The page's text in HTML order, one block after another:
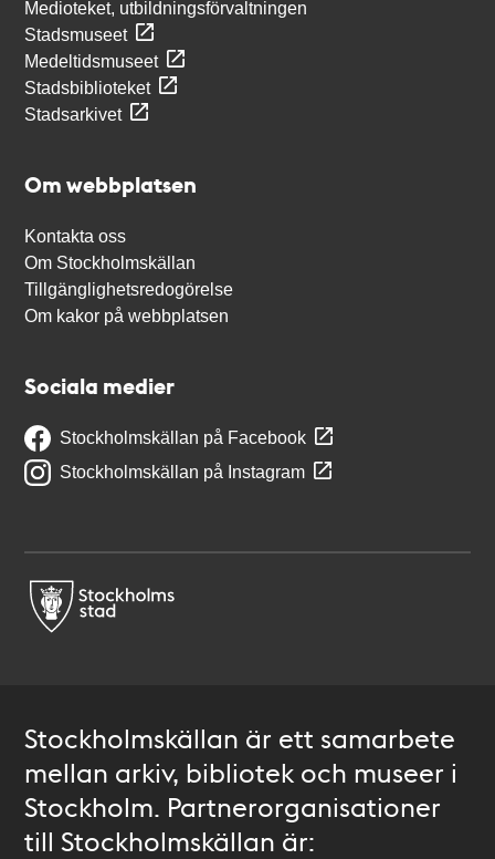
Medioteket, utbildningsförvaltningen
Stadsmuseet
Medeltidsmuseet
Stadsbiblioteket
Stadsarkivet
Om webbplatsen
Kontakta oss
Om Stockholmskällan
Tillgänglighetsredogörelse
Om kakor på webbplatsen
Sociala medier
Stockholmskällan på Facebook
Stockholmskällan på Instagram
Stockholmskällan är ett samarbete
mellan arkiv, bibliotek och museer i
Stockholm. Partnerorganisationer
till Stockholmskällan är: